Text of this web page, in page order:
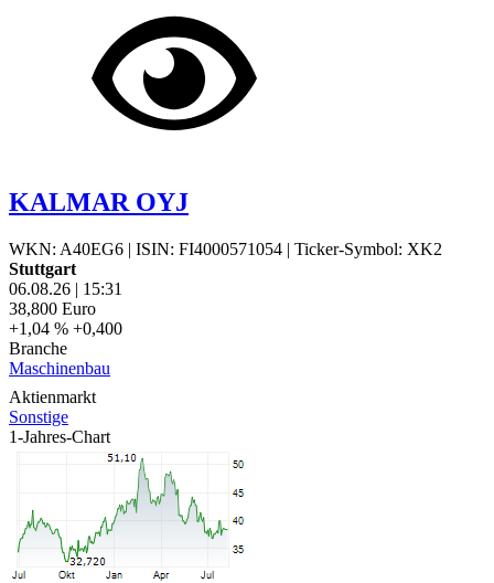
KALMAR OYJ
WKN: A40EG6 | ISIN: FI4000571054 | Ticker-Symbol: XK2
Stuttgart
06.08.26 | 15:31
38,800 Euro
+1,04 % +0,400
Branche
Maschinenbau
Aktienmarkt
Sonstige
1-Jahres-Chart